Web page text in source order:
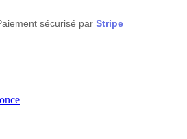
sécurisé par Stripe